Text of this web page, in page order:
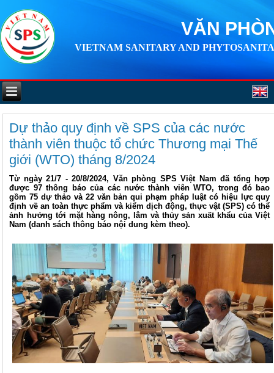
VĂN
VIETNAM SANITARY AND
Dự thảo quy định về SPS của các nước
thành viên thuộc tổ chức Thương mại Thế
giới (WTO) tháng 8/2024
Từ ngày 21/7 - 20/8/2024, Văn phòng SPS Việt Nam đã tổng hợp
được 97 thông báo của các nước thành viên WTO, trong đó bao
gồm 75 dự thảo và 22 văn bản qui phạm pháp luật có hiệu lực quy
định về an toàn thực phẩm và kiểm dịch động, thực vật (SPS) có thể
ảnh hưởng tới mặt hàng nông, lâm và thủy sản xuất khẩu của Việt
Nam (danh sách thông báo nội dung kèm theo).